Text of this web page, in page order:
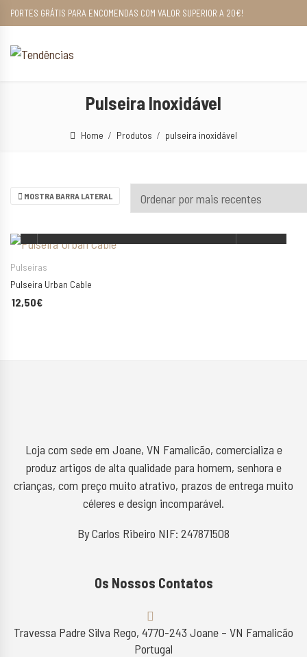
PORTES GRÁTIS PARA ENCOMENDAS COM VALOR SUPERIOR A 20€!
Pulseira Inoxidável
Home Produtos pulseira inoxidável
MOSTRA BARRA LATERAL
Pulseiras
Pulseira Urban Cable
12,50€
Loja com sede em Joane, VN Famalicão, comercializa e
produz artigos de alta qualidade para homem, senhora e
crianças, com preço muito atrativo, prazos de entrega muito
céleres e design incomparável.
By Carlos Ribeiro NIF: 247871508
Os Nossos Contatos
Travessa Padre Silva Rego, 4770-243 Joane – VN Famalicão
Portugal